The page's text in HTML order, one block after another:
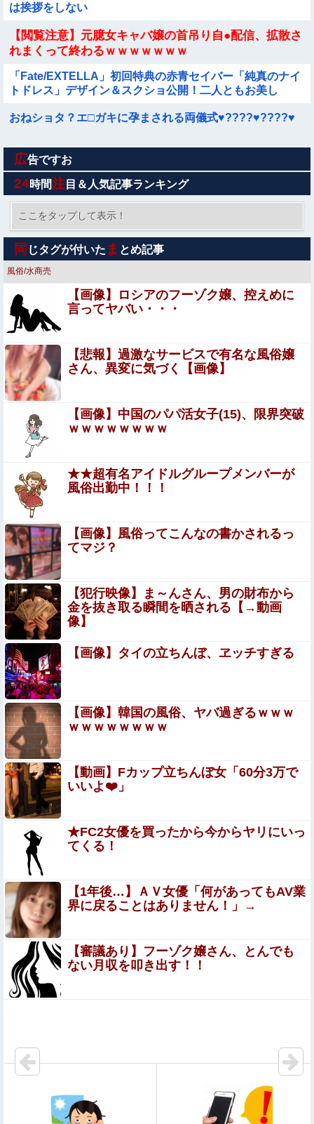
は挨拶をしない
【閲覧注意】元臆女キャバ嬢の首吊り自●配信、拡散さ
れまくって終わるｗｗｗｗｗｗｗ
「Fate/EXTELLA」初回特典の赤青セイバー「純真のナイ
トドレス」デザイン＆スクショ公開！二人ともお美し
おねショタ？エ□ガキに孕まされる両儀式♥️????♥️????♥️
【速報】専門家「イオンモール熊本の爆心地に”こんなも
の”があったんだけど…」
エロ漫画『どんなお願いでも聞いてくれる同級生と付き合
ったら脳みそ破壊されたお話』をrawやhitomiを使わずに
無料で読む方法│ジャッキー
【ウマ娘】シットの炎がファイヤーしてそうなスティルイ
ンラブ（セーラーマーズ衣装）
上西怜、写真集おっぱいがエロい！元NMB48、成熟した
至高のおっぱい！！
【閲覧注意・動画】大阪で警察に射殺された男の動画、エ
大久保佳代子「休みの日はだいたい…」まさかの習慣を暴
露ｗｗｗ
【悲報】映画館の客、ほぼバイオテロレベルのやらか
しで観客が避難する事態にｗｗｗｗ
海外「日本の住宅街にこんなレ●プ魔が潜んでるとかマジ
【議論】森平麗心、43枚目は選抜継続か？
週間少年ジャンプのグッズ(43億円分)を注文してキャンセ
ルした32歳女が逮捕
『I"s〈アイズ〉』の桂正和さん、とんでもなく
エ●チなパンツを描く。これもう芸術だろ
女の子「オラぁ、孕め！」男「アン♡ ﾋﾞｭﾙ」⇒ とんでも
ない逆レ●プ動画がこちら
【速報】ダウンタウン浜田さん、差別発言と受け取られる
一言で炎上ｗｗｗｗｗｗ他
この夏菜がシコすぎるｗｗｗｗ
【画像】地下アイドルさん、暑すぎてエ●衣装でライブし
てしまうｗｗｗ
【閲覧注意】陽キャ、洪水が起きた川を渡るチャレンジで
村全体を沸かせる ⇒ 村人（落ちろ… 落ちろ… 落ちろ…）
15歳少女に薬と酒飲ませカラオケ店で性的暴行、動画撮
影 54歳無職を再逮捕 動画770本も見つかる
【画像】この美人ママ、脱いだら凄い・・・
【衝撃】れいわ新選組、「いのちの党」に党名変更 天畠
大輔氏が共同代表へ
【動画】よく助けられたな。岐阜の川で外国人が溺れ
てしまう事故。
海外「日本の住宅街にこんなレ●プ魔が潜んでるとかマジ
破！！
【動画】 移民ベトナム女達の宅飲み、レベチｗｗｗｗｗｗ
移民ベトナム女達の宅飲み、レベチｗｗｗｗｗｗｗｗｗｗ
広告ですお
24時間注 目＆人気記事ランキング
ここをタップして表示！
同 じタグが付いた ま とめ記事
風俗/水商売
【画像】ロシアのフーゾク嬢、控えめに
言ってヤバい・・・
【悲報】過激なサービスで有名な風俗嬢
さん、異変に気づく【画像】
【画像】中国のパパ活女子(15)、限界突破
ｗｗｗｗｗｗｗｗ
★★超有名アイドルグループメンバーが
風俗出勤中！！！
【画像】風俗ってこんなの書かされるっ
てマジ？
【犯行映像】ま～んさん、男の財布から
金を抜き取る瞬間を晒される【→動画
像】
【画像】タイの立ちんぼ、ヱッチすぎる
【画像】韓国の風俗、ヤバ過ぎるｗｗｗ
ｗｗｗｗｗｗｗｗ
【動画】Fカップ立ちんぼ女「60分3万で
いいよ❤️」
★FC2女優を買ったから今からヤリにいっ
てくる！
【1年後…】ＡＶ女優「何があってもAV業
界に戻ることはありません！」→
【審議あり】フーゾク嬢さん、とんでも
ない月収を叩き出す！！